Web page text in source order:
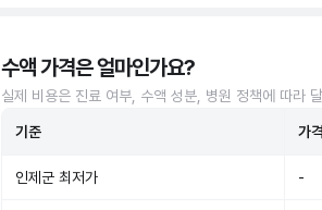
수액 가격은 얼마인가요?
실제 비용은 진료 여부, 수액 성분, 병원 정책에 따라
기준 가
인제군 최저가 -